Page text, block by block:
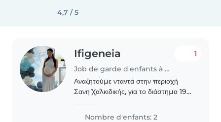
4,7 / 5
Ifigeneia
Job de garde d'enfants à Bertrange
1
Αναζητούμε νταντά στην περιοχή
Σανη Χαλκιδικής, για το διάστημα 19-
τιμή είναι ενδεικτική. Πρωινό ωράριο!
Nombre d'enfants: 2